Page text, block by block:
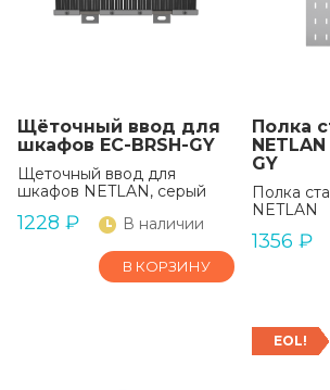
Щёточный ввод для
шкафов EC-BRSH-GY
Щеточный ввод для
шкафов NETLAN, серый
1228 ₽ В наличии
В КОРЗИНУ
Полка
GY
Полка
NETLAN
1356 ₽
EOL!